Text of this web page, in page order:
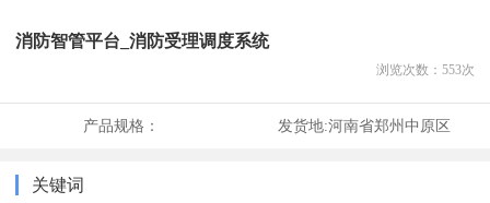
消防智管平台_消防受理调度系统
浏览次数： 553次
产品规格： 发货地:河南省郑州中原区
关键词